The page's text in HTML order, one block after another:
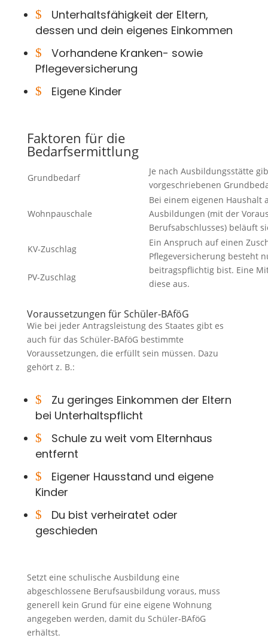
$
Unterhaltsfähigkeit der Eltern,
dessen und dein eigenes Einkommen
$
Vorhandene Kranken- sowie
Pflegeversicherung
$ Eigene Kinder
Faktoren für die
Bedarfsermittlung
Grundbedarf
Je nach Ausbildungsstätte
vorgeschriebenen
Wohnpauschale
Bei einem eigenen Haushalt
Ausbildungen (mit der
Berufsabschlusses) beläuft
KV-Zuschlag
Ein Anspruch auf einen
Pflegeversicherung besteht
beitragspflichtig bist. Eine
diese aus.
PV-Zuschlag
Voraussetzungen für Schüler-BAföG
Wie bei jeder Antragsleistung des Staates gibt es
auch für das Schüler-BAföG bestimmte
Voraussetzungen, die erfüllt sein müssen. Dazu
gehört z. B.:
$
Zu geringes Einkommen der Eltern
bei Unterhaltspflicht
$
Schule zu weit vom Elternhaus
entfernt
$
Eigener Hausstand und eigene
Kinder
$
Du bist verheiratet oder
geschieden
Setzt eine schulische Ausbildung eine
abgeschlossene Berufsausbildung voraus, muss
generell kein Grund für eine eigene Wohnung
angegeben werden, damit du Schüler-BAföG
erhältst.